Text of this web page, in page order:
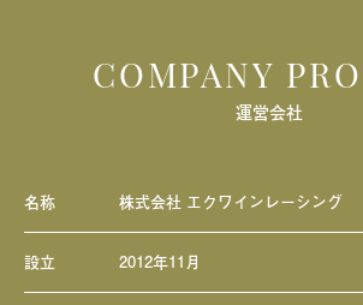
COMPANY
運営会社
名称 株式会社 エクワインレーシング
設立 2012年11月